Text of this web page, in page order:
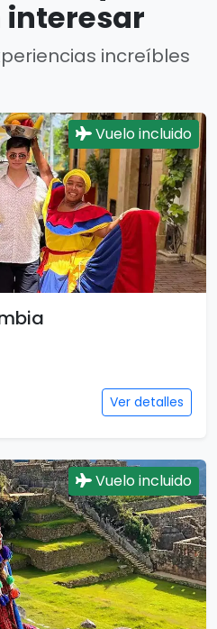
interesar
increíbles
Vuelo incluido
Ver detalles
Vuelo incluido